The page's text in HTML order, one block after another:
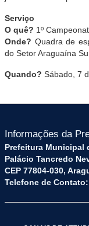
Serviço
O quê? 1º
Onde? Quadra de
do Setor Araguaína
Quando? Sábado, 7
Informações da
Prefeitura Municipal
Palácio Tancredo
CEP 77804-030,
Telefone de